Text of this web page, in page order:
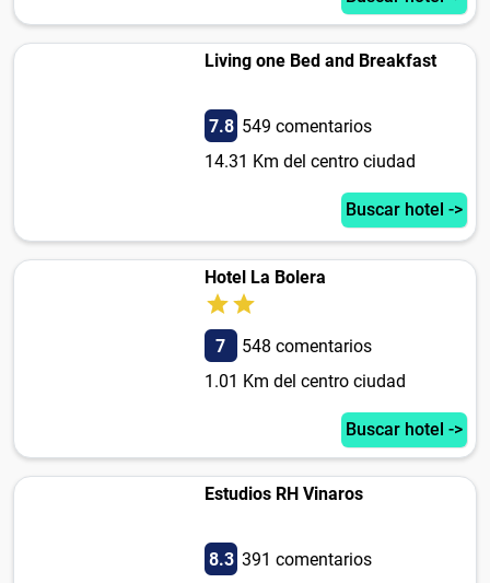
Living one Bed and Breakfast
7.8 549 comentarios
14.31 Km del centro ciudad
Buscar hotel ->
Hotel La Bolera
7
548 comentarios
1.01 Km del centro ciudad
Buscar hotel ->
Estudios RH Vinaros
8.3 391 comentarios